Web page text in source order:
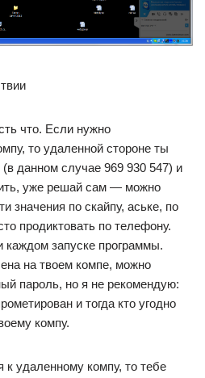
что. Если нужно
то удаленной стороне ты
данном случае 969 930 547) и
уже решай сам — можно
значения по скайпу, аське, по
продиктовать по телефону.
каждом запуске программы.
на твоем компе, можно
пароль, но я не рекомендую:
и тогда кто угодно
компу.
удаленному компу, то тебе